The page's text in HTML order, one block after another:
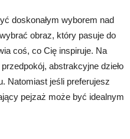
doskonałym wyborem nad
obraz, który pasuje do
coś, co Cię inspiruje. Na
abstrakcyjne dzieło
Natomiast jeśli preferujesz
pejzaż może być idealnym